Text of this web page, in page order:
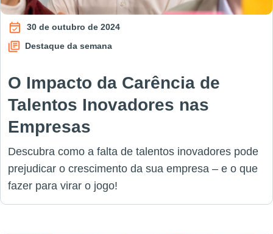
30 de outubro de 2024
Destaque da semana
O Impacto da Carência de
Talentos Inovadores nas
Empresas
Descubra como a falta de talentos inovadores pode
prejudicar o crescimento da sua empresa – e o que
fazer para virar o jogo!